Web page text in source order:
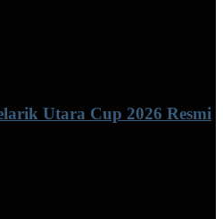
Utara Cup 2026 Resmi